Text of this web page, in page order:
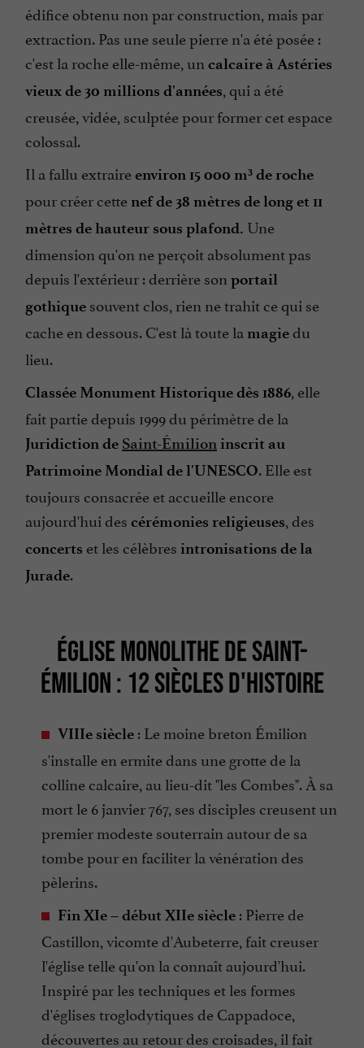
édifice obtenu non par construction, mais par
extraction. Pas une seule pierre n'a été posée :
c'est la roche elle-même, un calcaire à Astéries
vieux de 30 millions d'années, qui a été
creusée, vidée, sculptée pour former cet espace
colossal.
Il a fallu extraireenviron 15 000 m³ de roche
pour créer cette nef de 38 mètres de long et 11
mètres de hauteur sous plafond. Une
dimension qu'on ne perçoit absolument pas
depuis l'extérieur : derrière son portail
gothique souvent clos, rien ne trahit ce qui se
cache en dessous. C'est là toute la magiedu
lieu.
Classée Monument Historique dès 1886, elle
fait partie depuis 1999 du périmètre de la
Juridiction de Saint-Émilioninscrit au
Patrimoine Mondial de l'UNESCO. Elle est
toujours consacrée et accueille encore
aujourd'hui des cérémonies religieuses, des
concerts et les célèbres intronisations de la
Jurade.
ÉGLISE MONOLITHE DE SAINT-
ÉMILION : 12 SIÈCLES D'HISTOIRE
VIIIe siècle : Le moine breton Émilion
s'installe en ermite dans une grotte de la
colline calcaire, au lieu-dit "les Combes". À sa
mort le 6 janvier 767, ses disciples creusent un
premier modeste souterrain autour de sa
tombe pour en faciliter la vénération des
pèlerins.
Fin XIe – début XIIe siècle : Pierre de
Castillon, vicomte d'Aubeterre, fait creuser
l'église telle qu'on la connaît aujourd'hui.
Inspiré par les techniques et les formes
d'églises troglodytiques de Cappadoce,
découvertes au retour des croisades, il fait